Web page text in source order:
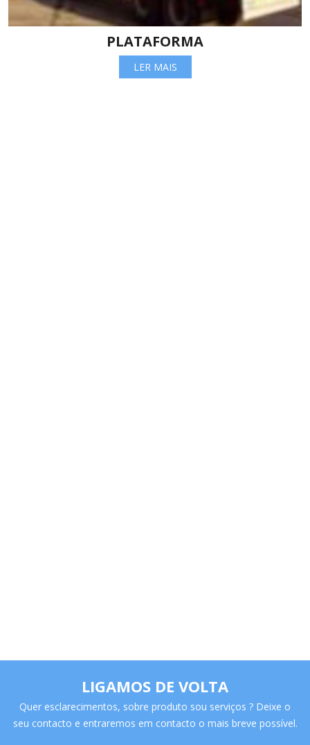
PLATAFORMA
LER MAIS
LIGAMOS DE VOLTA
Quer esclarecimentos, sobre produto sou serviços ? Deixe o
seu contacto e entraremos em contacto o mais breve possível.